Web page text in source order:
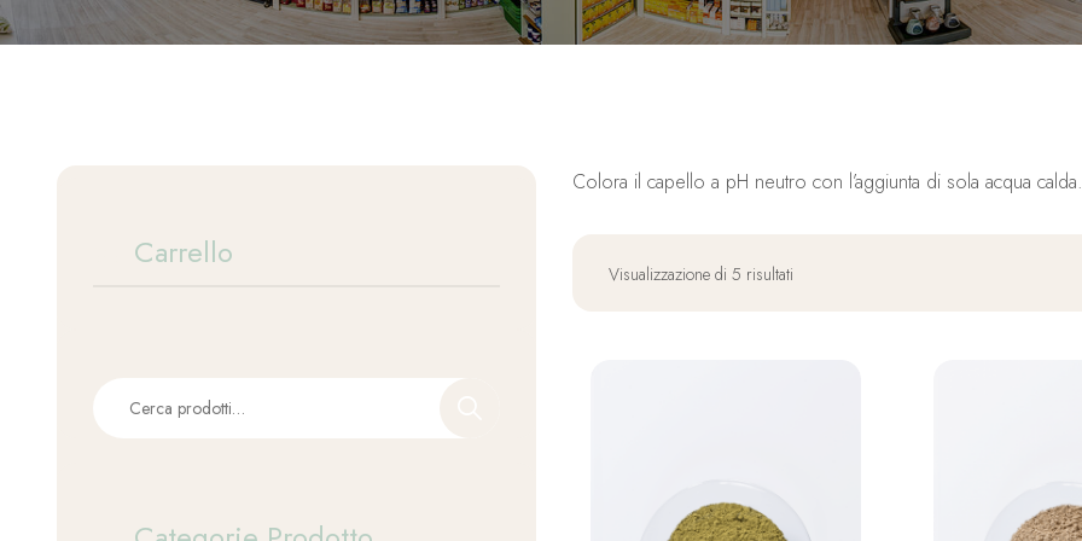
Colora il capello a pH neutro con l’aggiunta di sola acqua calda.
Visualizzazione di 5 risultati
Carrello